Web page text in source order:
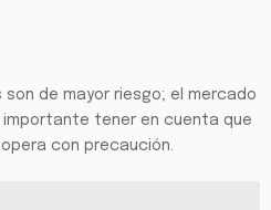
de mayor riesgo; el mercado
importante tener en cuenta que
con precaución.